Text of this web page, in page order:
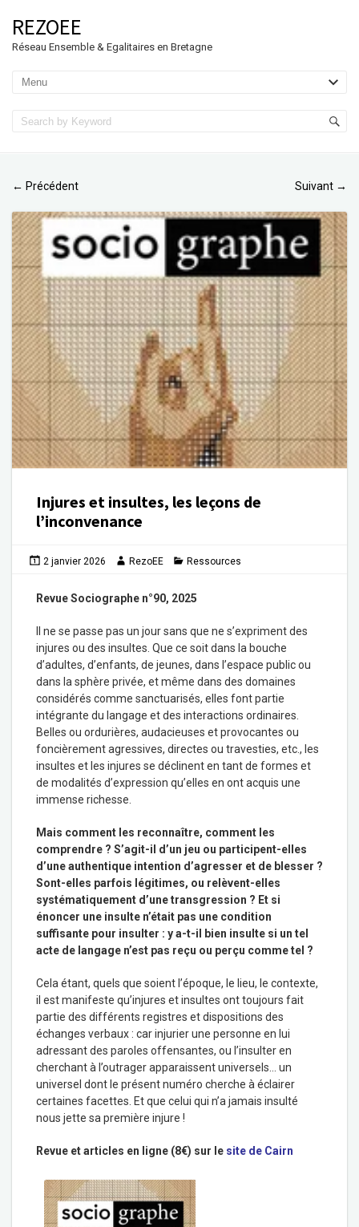
REZOEE
Réseau Ensemble & Egalitaires en Bretagne
← Précédent Suivant →
Injures et insultes, les leçons de
l’inconvenance
2 janvier 2026 RezoEE Ressources
Revue Sociographe n°90, 2025
Il ne se passe pas un jour sans que ne s’expriment des
injures ou des insultes. Que ce soit dans la bouche
d’adultes, d’enfants, de jeunes, dans l’espace public ou
dans la sphère privée, et même dans des domaines
considérés comme sanctuarisés, elles font partie
intégrante du langage et des interactions ordinaires.
Belles ou ordurières, audacieuses et provocantes ou
foncièrement agressives, directes ou travesties, etc., les
insultes et les injures se déclinent en tant de formes et
de modalités d’expression qu’elles en ont acquis une
immense richesse.
Mais comment les reconnaître, comment les
comprendre ? S’agit-il d’un jeu ou participent-elles
d’une authentique intention d’agresser et de blesser ?
Sont-elles parfois légitimes, ou relèvent-elles
systématiquement d’une transgression ? Et si
énoncer une insulte n’était pas une condition
suffisante pour insulter : y a-t-il bien insulte si un tel
acte de langage n’est pas reçu ou perçu comme tel ?
Cela étant, quels que soient l’époque, le lieu, le contexte,
il est manifeste qu’injures et insultes ont toujours fait
partie des différents registres et dispositions des
échanges verbaux : car injurier une personne en lui
adressant des paroles offensantes, ou l’insulter en
cherchant à l’outrager apparaissent universels… un
universel dont le présent numéro cherche à éclairer
certaines facettes. Et que celui qui n’a jamais insulté
nous jette sa première injure !
Revue et articles en ligne (8€) sur le site de Cairn